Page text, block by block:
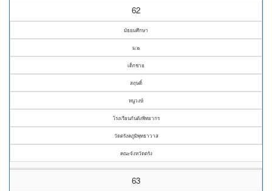
62
มัธยมศึกษา
ม.๒
เด็กชาย
สฤษดิ์
หนูวงษ์
โรงเรียนกันตังพิทยากร
วัดตรังคภูมิพุทธาวาส
คณะจังหวัดตรัง
63